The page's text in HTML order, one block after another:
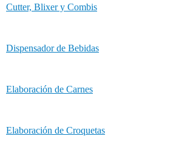
Cutter, Blixer y Combis
Dispensador de Bebidas
Elaboración de Carnes
Elaboración de Croquetas